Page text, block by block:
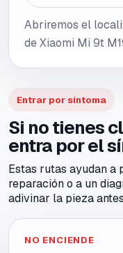
Abriremos el
de Xiaomi Mi 9t
Entrar por síntoma
Si no tienes
entra por el
Estas rutas ayudan a
reparación o a un
adivinar la pieza
NO ENCIENDE